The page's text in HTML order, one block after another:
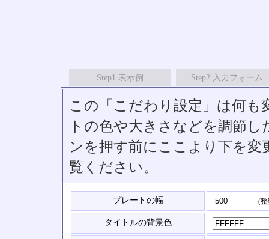
Step1 表示例 Step2 入力フォーム
この「こだわり設定」は何
トの色や大きさなどを調節
ンを押す前にここより下を
覧ください。
プレートの幅 (
タイトルの背景色